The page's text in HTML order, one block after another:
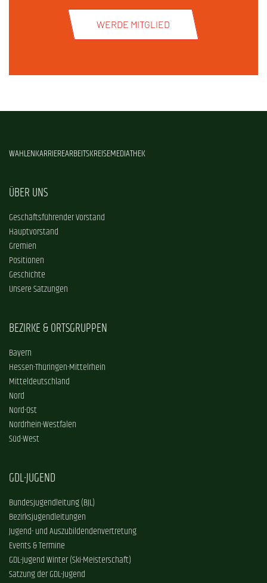
WERDE MITGLIED
WAHLENKARRIEREARBEITSKREISEMEDIATHEK
ÜBER UNS
Geschäftsführender Vorstand
Hauptvorstand
Gremien
Positionen
Geschichte
Unsere Satzungen
BEZIRKE & ORTSGRUPPEN
Bayern
Hessen-Thüringen-Mittelrhein
Mitteldeutschland
Nord
Nord-Ost
Nordrhein-Westfalen
Süd-West
GDL-JUGEND
Bundesjugendleitung (BJL)
Bezirksjugendleitungen
Jugend- und Auszubildendenvertretung
Events & Termine
GDL-Jugend Winter (Ski-Meisterschaft)
Satzung der GDL-Jugend